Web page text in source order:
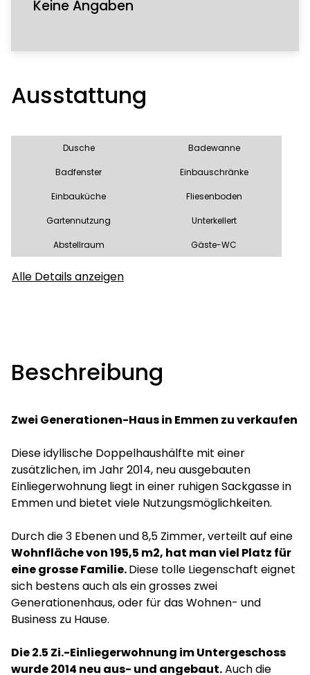
Keine Angaben
Ausstattung
Dusche Badewanne
Badfenster Einbauschränke
Einbauküche Fliesenboden
Gartennutzung Unterkellert
Abstellraum Gäste-WC
Alle Details anzeigen
Beschreibung
Zwei Generationen-Haus in Emmen zu verkaufen
Diese idyllische Doppelhaushälfte mit einer
zusätzlichen, im Jahr 2014, neu ausgebauten
Einliegerwohnung liegt in einer ruhigen Sackgasse in
Emmen und bietet viele Nutzungsmöglichkeiten.
Durch die 3 Ebenen und 8,5 Zimmer, verteilt auf eine
Wohnfläche von 195,5 m2, hat man viel Platz für
eine grosse Familie.Diese tolle Liegenschaft eignet
sich bestens auch als ein grosses zwei
Generationenhaus, oder für das Wohnen- und
Business zu Hause.
Die 2.5 Zi.-Einliegerwohnung im Untergeschoss
wurde 2014 neu aus- und angebaut.Auch die